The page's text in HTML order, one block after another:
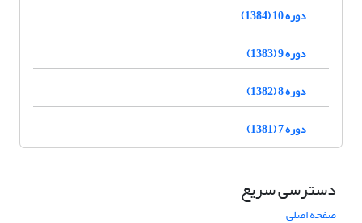
دوره 10 (1384)
دوره 9 (1383)
دوره 8 (1382)
دوره 7 (1381)
دسترسی سریع
صفحه اصلی